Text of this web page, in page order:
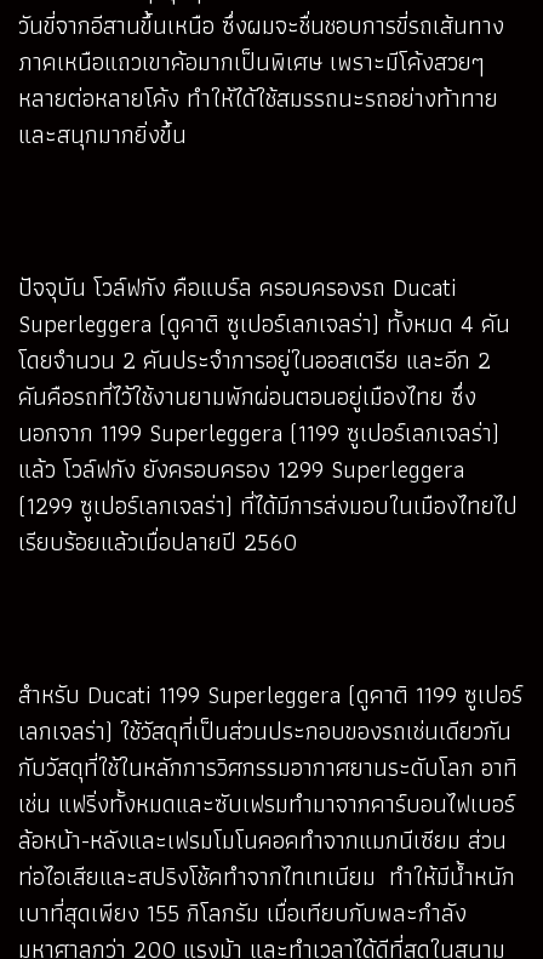
วันขี่จากอีสานขึ้นเหนือ ซึ่งผมจะชื่นชอบการขี่รถเส้นทาง
ภาคเหนือแถวเขาค้อมากเป็นพิเศษ เพราะมีโค้งสวยๆ
หลายต่อหลายโค้ง ทำให้ได้ใช้สมรรถนะรถอย่างท้าทาย
และสนุกมากยิ่งขึ้น
ปัจจุบัน โวล์ฟกัง คือแบร์ล ครอบครองรถ Ducati
Superleggera (ดูคาติ ซูเปอร์เลกเจลร่า) ทั้งหมด 4 คัน
โดยจำนวน 2 คันประจำการอยู่ในออสเตรีย และอีก 2
คันคือรถที่ไว้ใช้งานยามพักผ่อนตอนอยู่เมืองไทย ซึ่ง
นอกจาก 1199 Superleggera (1199 ซูเปอร์เลกเจลร่า)
แล้ว โวล์ฟกัง ยังครอบครอง 1299 Superleggera
(1299 ซูเปอร์เลกเจลร่า) ที่ได้มีการส่งมอบในเมืองไทยไป
เรียบร้อยแล้วเมื่อปลายปี 2560
สำหรับ Ducati 1199 Superleggera (ดูคาติ 1199 ซูเปอร์
เลกเจลร่า) ใช้วัสดุที่เป็นส่วนประกอบของรถเช่นเดียวกัน
กับวัสดุที่ใช้ในหลักการวิศกรรมอากาศยานระดับโลก อาทิ
เช่น แฟริ่งทั้งหมดและซับเฟรมทำมาจากคาร์บอนไฟเบอร์
ล้อหน้า-หลังและเฟรมโมโนคอคทำจากแมกนีเซียม ส่วน
ท่อไอเสียและสปริงโช้คทำจากไทเทเนียม ทำให้มีน้ำหนัก
เบาที่สุดเพียง 155 กิโลกรัม เมื่อเทียบกับพละกำลัง
มหาศาลกว่า 200 แรงม้า และทำเวลาได้ดีที่สุดในสนาม